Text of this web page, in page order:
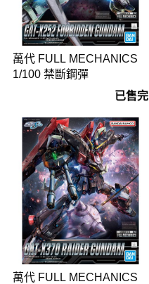
萬代 FULL MECHANICS
1/100 禁斷鋼彈
已售完
萬代 FULL MECHANICS